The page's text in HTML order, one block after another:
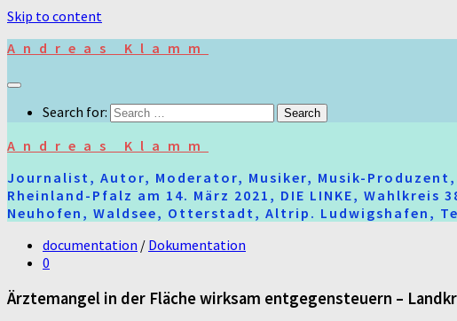
Skip to content
Andreas Klamm
Search for:
Andreas Klamm
Journalist, Autor, Moderator, Musiker, Musik-
Rheinland-Pfalz am 14. März 2021, DIE LINKE,
Neuhofen, Waldsee, Otterstadt, Altrip. Ludwigshafen,
documentation / Dokumentation
0
Ärztemangel in der Fläche wirksam entgegensteuern –